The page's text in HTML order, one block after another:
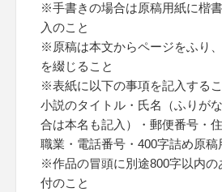
※手書きの場合は原稿用紙に楷
入のこと
※原稿は本文からページをふり
を綴じること
※表紙に以下の事項を記入する
小説のタイトル・氏名（ふりが
合は本名も記入）・郵便番号・
職業・電話番号・400字詰め原稿
※作品の冒頭に別途800字以内の
付のこと